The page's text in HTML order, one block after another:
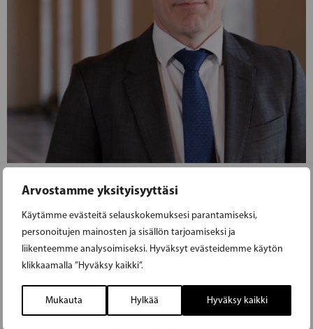
Arvostamme yksityisyyttäsi
Käytämme evästeitä selauskokemuksesi parantamiseksi,
personoitujen mainosten ja sisällön tarjoamiseksi ja
liikenteemme analysoimiseksi. Hyväksyt evästeidemme käytön
klikkaamalla ”Hyväksy kaikki”.
Mukauta Hylkää Hyväksy kaikki
04.06.2025
PERUSTUSLAKIVALIOKUNTA HYVÄKSYY
SAAMELAISKÄRÄJÄLAIN – RKP:N
PITKÄJÄNTEINEN TYÖ TUOTTAA
TULOSTA